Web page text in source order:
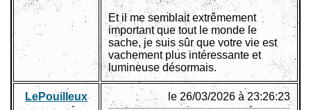
Et il me semblait extrêmement
important que tout le monde le
sache, je suis sûr que votre vie est
vachement plus intéressante et
lumineuse désormais.
LePouilleux le 26/03/2026 à 23:26:23